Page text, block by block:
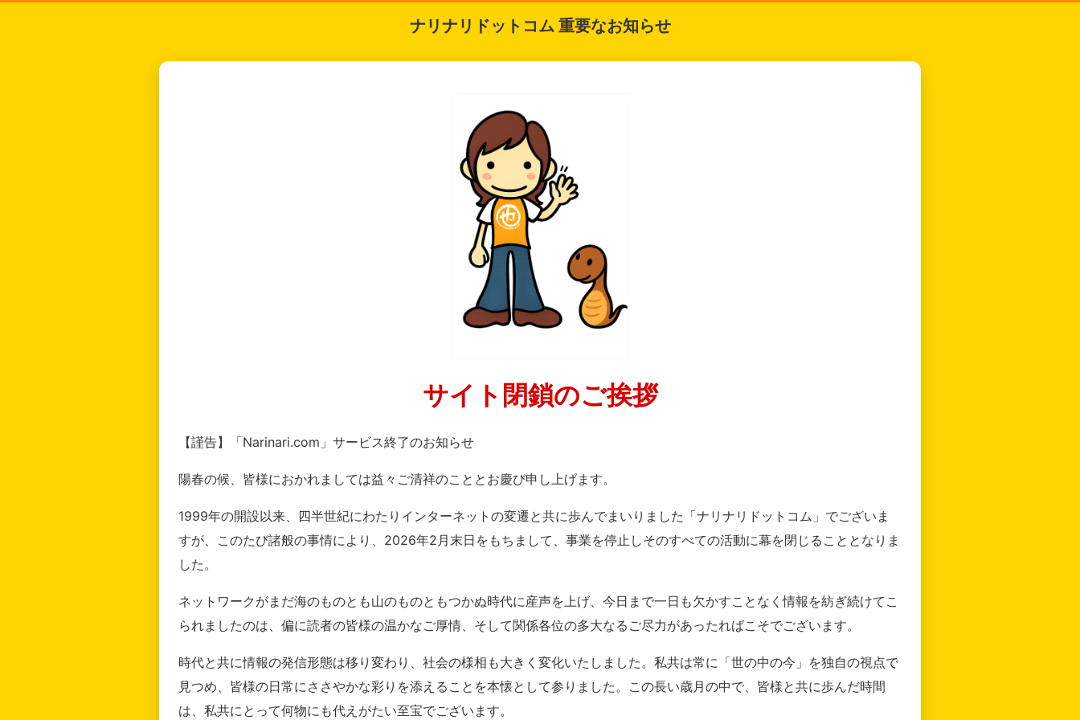
ナリナリドットコム 重要なお知らせ
サイト閉鎖のご挨拶
【謹告】「Narinari.com」サービス終了のお知らせ
陽春の候、皆様におかれましては益々ご清祥のこととお慶び申し上げます。
1999年の開設以来、四半世紀にわたりインターネットの変遷と共に歩んでまいりました「ナリナリドットコム」でございま
すが、このたび諸般の事情により、2026年2月末日をもちまして、事業を停止しそのすべての活動に幕を閉じることとなりま
した。
ネットワークがまだ海のものとも山のものともつかぬ時代に産声を上げ、今日まで一日も欠かすことなく情報を紡ぎ続けてこ
られましたのは、偏に読者の皆様の温かなご厚情、そして関係各位の多大なるご尽力があったればこそでございます。
時代と共に情報の発信形態は移り変わり、社会の様相も大きく変化いたしました。私共は常に「世の中の今」を独自の視点で
見つめ、皆様の日常にささやかな彩りを添えることを本懐として参りました。この長い歳月の中で、皆様と共に歩んだ時間
は、私共にとって何物にも代えがたい至宝でございます。